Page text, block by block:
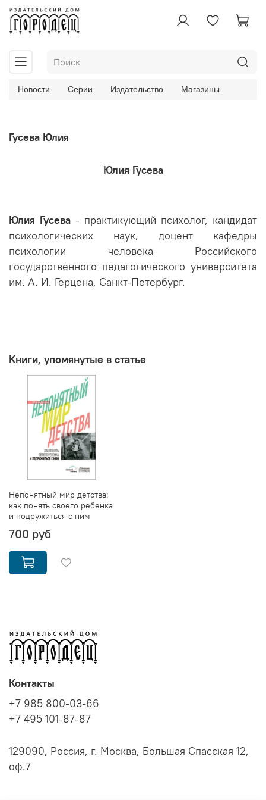
Новости Серии Издательство Магазины
Гусева Юлия
Юлия Гусева
Юлия Гусева - практикующий психолог, кандидат
психологических наук, доцент кафедры
психологии человека Российского
государственного педагогического университета
им. А. И. Герцена, Санкт-Петербург.
Книги, упомянутые в статье
Непонятный мир детства:
как понять своего ребенка
и подружиться с ним
700 руб
Контакты
+7 985 800-03-66
+7 495 101-87-87
129090, Россия, г. Москва, Большая Спасская 12,
оф.7